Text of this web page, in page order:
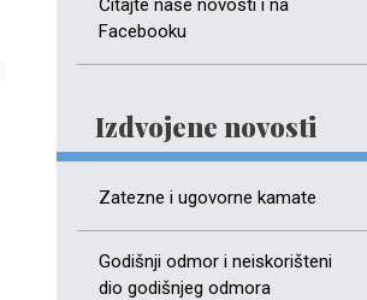
Čitajte naše novosti i na
Facebooku
Izdvojene novosti
Zatezne i ugovorne kamate
Godišnji odmor i neiskorišteni
dio godišnjeg odmora